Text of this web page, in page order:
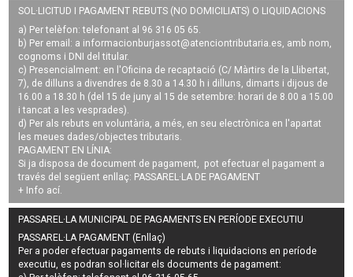
SOL·LICITUD I PAGAMENT REBUTS (NO DOMICILIATS) O LIQUIDACIONS
a) Per telèfon: telefonant al 96 316 05 65.
b) Per email: a informacionburjassot@atenciontributaria.es, amb nom,
cognoms i DNI del titular.
c) Presencialment: en l'Oficina de recaptació (C/ Màrtirs de la Llibertat,
7), de dilluns a divendres de 8.30 a 14.30 h i dilluns, dimarts i dijous de
16.00 a 18.30 h (del 15 de juny al 15 de setembre: horari de 8.00 a 15.00
i tancat a les vesprades).
d) Per als rebuts en voluntària, a més, en seu electrònica en l'apartat
les meues dades/objectes tributaris.
PAGAMENT EN LÍNIA:
Si ja disposa de document de pagament, pot efectuar el pagament a
través del següent enllaç: PASSAREL·LA DE PAGAMENT
+ Info ací.
PASSAREL·LA MUNICIPAL DE PAGAMENTS EN PERÍODE EXECUTIU
PASSAREL·LA PAGAMENT (Enllaç)
Per a poder efectuar pagaments derebuts i liquidacions en període
executiu, es podran sol·licitar els documents de pagament: